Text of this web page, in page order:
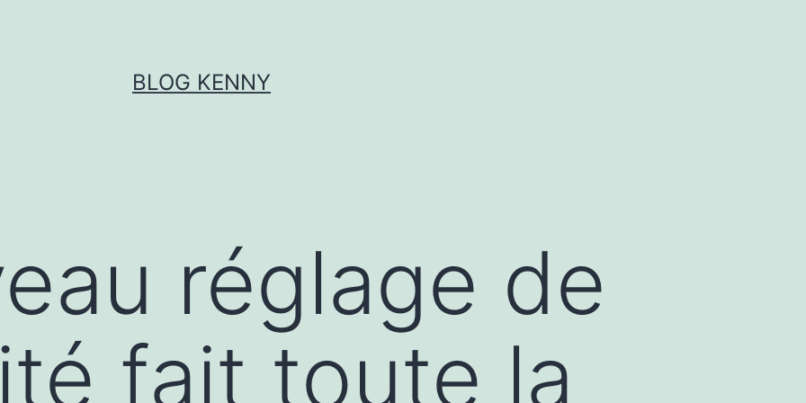
BLOG KENNY
réglage de
fait toute la